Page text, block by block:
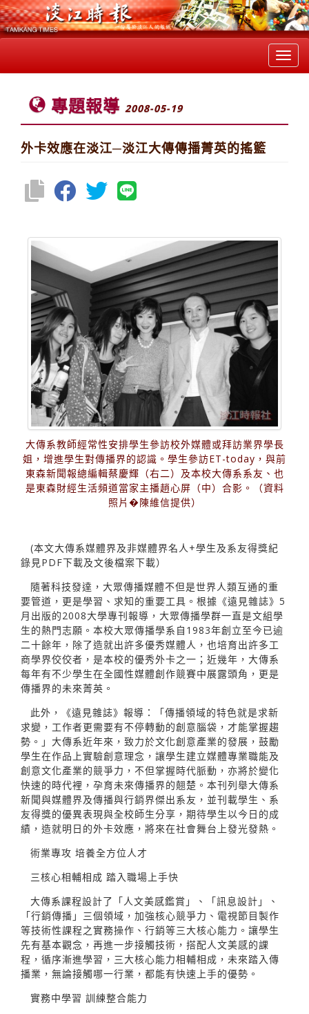
專題報導 2008-05-19
外卡效應在淡江─淡江大傳傳播菁英的搖籃
大傳系教師經常性安排學生參訪校外媒體或拜訪業界學長
姐，增進學生對傳播界的認識。學生參訪ET-today，與前
東森新聞報總編輯蔡慶輝（右二）及本校大傳系系友、也
是東森財經生活頻道當家主播趙心屏（中）合影。（資料
照片�陳維信提供）
(本文大傳系媒體界及非媒體界名人+學生及系友得獎紀
錄見PDF下載及文後檔案下載）
隨著科技發達，大眾傳播媒體不但是世界人類互通的重
要管道，更是學習、求知的重要工具。根據《遠見雜誌》5
月出版的2008大學專刊報導，大眾傳播學群一直是文組學
生的熱門志願。本校大眾傳播學系自1983年創立至今已逾
二十餘年，除了造就出許多優秀媒體人，也培育出許多工
商學界佼佼者，是本校的優秀外卡之一；近幾年，大傳系
每年有不少學生在全國性媒體創作競賽中展露頭角，更是
傳播界的未來菁英。
此外，《遠見雜誌》報導：「傳播領域的特色就是求新
求變，工作者更需要有不停轉動的創意腦袋，才能掌握趨
勢。」大傳系近年來，致力於文化創意產業的發展，鼓勵
學生在作品上實驗創意理念，讓學生建立媒體專業職能及
創意文化產業的競爭力，不但掌握時代脈動，亦將於變化
快速的時代裡，孕育未來傳播界的翹楚。本刊列舉大傳系
新聞與媒體界及傳播與行銷界傑出系友，並刊載學生、系
友得獎的優異表現與全校師生分享，期待學生以今日的成
績，造就明日的外卡效應，將來在社會舞台上發光發熱。
術業專攻 培養全方位人才
三核心相輔相成 踏入職場上手快
大傳系課程設計了「人文美感鑑賞」、「訊息設計」、
「行銷傳播」三個領域，加強核心競爭力、電視節目製作
等技術性課程之實務操作、行銷等三大核心能力。讓學生
先有基本觀念，再進一步接觸技術，搭配人文美感的課
程，循序漸進學習，三大核心能力相輔相成，未來踏入傳
播業，無論接觸哪一行業，都能有快速上手的優勢。
實務中學習 訓練整合能力